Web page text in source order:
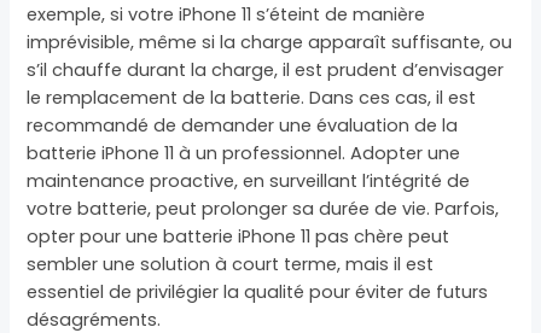
exemple, si votre iPhone 11 s’éteint de manière
imprévisible, même si la charge apparaît suffisante, ou
s’il chauffe durant la charge, il est prudent d’envisager
le remplacement de la batterie. Dans ces cas, il est
recommandé de demander une évaluation de la
batterie iPhone 11 à un professionnel. Adopter une
maintenance proactive, en surveillant l’intégrité de
votre batterie, peut prolonger sa durée de vie. Parfois,
opter pour une batterie iPhone 11 pas chère peut
sembler une solution à court terme, mais il est
essentiel de privilégier la qualité pour éviter de futurs
désagréments.